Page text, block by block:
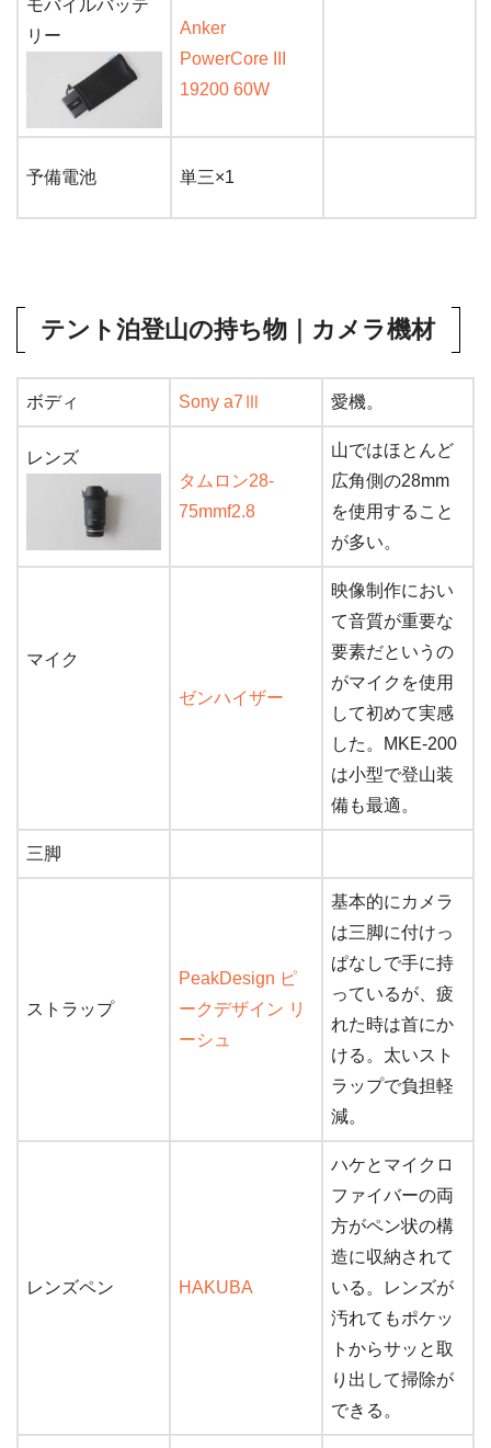
モバイルバッテ
リー
Anker
PowerCore III
19200 60W
予備電池 単三×1
テント泊登山の持ち物｜カメラ機材
ボディ Sony a7Ⅲ 愛機。
レンズ
タムロン28-
75mmf2.8
山ではほとんど
広角側の28mm
を使用すること
が多い。
マイク
ゼンハイザー
映像制作におい
て音質が重要な
要素だというの
がマイクを使用
して初めて実感
した。MKE-200
は小型で登山装
備も最適。
三脚
ストラップ
PeakDesign ピ
ークデザイン リ
ーシュ
基本的にカメラ
は三脚に付けっ
ぱなしで手に持
っているが、疲
れた時は首にか
ける。太いスト
ラップで負担軽
減。
レンズペン HAKUBA
ハケとマイクロ
ファイバーの両
方がペン状の構
造に収納されて
いる。レンズが
汚れてもポケッ
トからサッと取
り出して掃除が
できる。